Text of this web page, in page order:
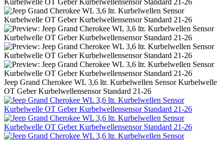
Jeep Grand Cherokee WL 3,6 ltr. Kurbelwellen Sensor Kurbelwelle
OT Geber Kurbelwellensensor Standard 21-26